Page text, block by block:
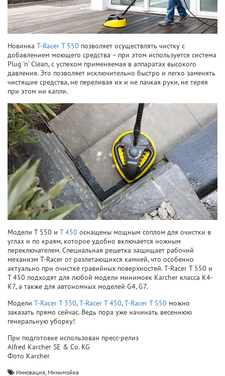
Новинка T-Racer T 550 позволяет осуществлять чистку с
добавлением моющего средства – при этом используется система
Plug 'n' Clean, с успехом применяемая в аппаратах высокого
давления. Это позволяет исключительно быстро и легко заменять
чистящие средства, не переливая их и не пачкая руки, не теряя
при этом ни капли.
Модели T 550 и T 450 оснащены мощным соплом для очистки в
углах и по краям, которое удобно включается ножным
переключателем. Специальная решетка защищает рабочий
механизм T-Racer от разлетающихся камней, что особенно
актуально при очистке гравийных поверхностей. T-Racer T 550 и
T 450 подходят для любой модели минимоек Karcher класса K4-
K7, а также для автономных моделей G4, G7.
Модели T-Racer T 350,T-Racer T 450,T-Racer T 550 можно
заказать прямо сейчас. Ведь пора уже начинать весеннюю
генеральную уборку!
При подготовке использован пресс-релиз
Alfred Karcher SE & Co. KG
Фото Karcher
Инновация, Минимойка